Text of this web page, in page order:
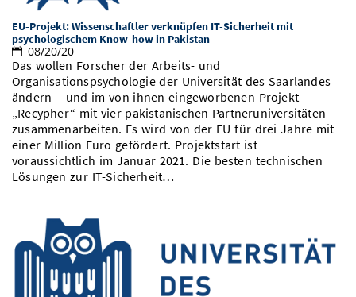
EU-Projekt: Wissenschaftler verknüpfen IT-Sicherheit mit
psychologischem Know-how in Pakistan
08/20/20
Das wollen Forscher der Arbeits- und
Organisationspsychologie der Universität des Saarlandes
ändern – und im von ihnen eingeworbenen Projekt
„Recypher“ mit vier pakistanischen Partneruniversitäten
zusammenarbeiten. Es wird von der EU für drei Jahre mit
einer Million Euro gefördert. Projektstart ist
voraussichtlich im Januar 2021. Die besten technischen
Lösungen zur IT-Sicherheit…